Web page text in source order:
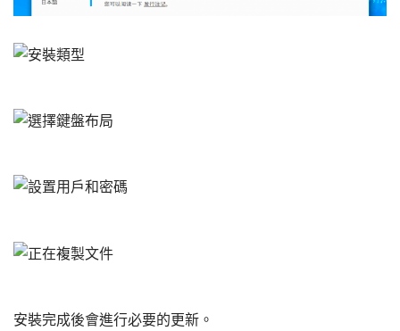
安裝完成後會進行必要的更新。